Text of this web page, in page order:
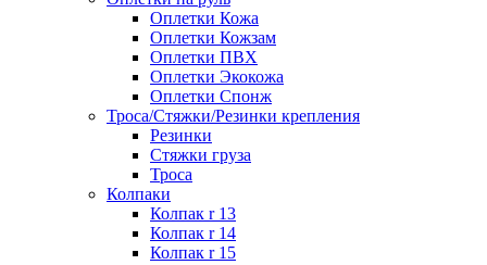
Оплетки Кожа
Оплетки Кожзам
Оплетки ПВХ
Оплетки Экокожа
Оплетки Спонж
Троса/Стяжки/Резинки крепления
Резинки
Стяжки груза
Троса
Колпаки
Колпак r 13
Колпак r 14
Колпак r 15